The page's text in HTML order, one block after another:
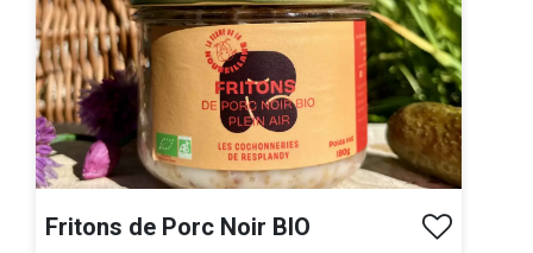
Fritons de Porc Noir BIO